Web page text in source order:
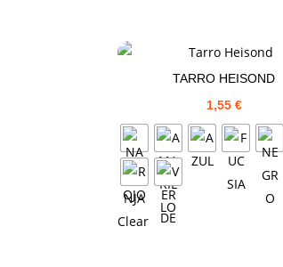
TARRO HEISOND
1,55 €
Clear